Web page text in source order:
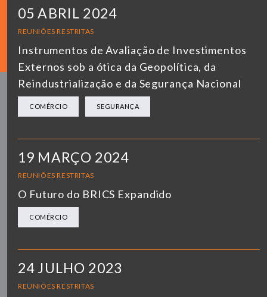
05 ABRIL 2024
REUNIÕES RESTRITAS
Instrumentos de Avaliação de Investimentos
Externos sob a ótica da Geopolítica, da
Reindustrialização e da Segurança Nacional
COMÉRCIO SEGURANÇA
19 MARÇO 2024
REUNIÕES RESTRITAS
O Futuro do BRICS Expandido
COMÉRCIO
24 JULHO 2023
REUNIÕES RESTRITAS